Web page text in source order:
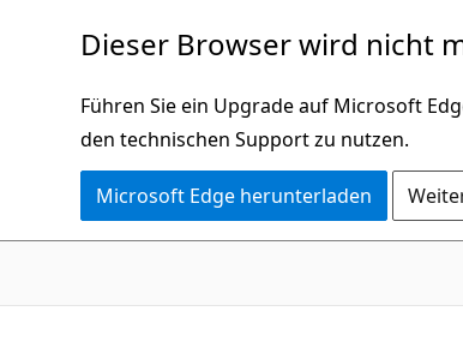
Dieser Browser wird nicht
Führen Sie ein Upgrade auf Microsoft
den technischen Support zu nutzen.
Microsoft Edge herunterladen